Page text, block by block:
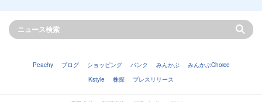
Peachy ブログ ショッピング バンク みんかぶ
みんかぶChoice
Kstyle
株探 プレスリリース